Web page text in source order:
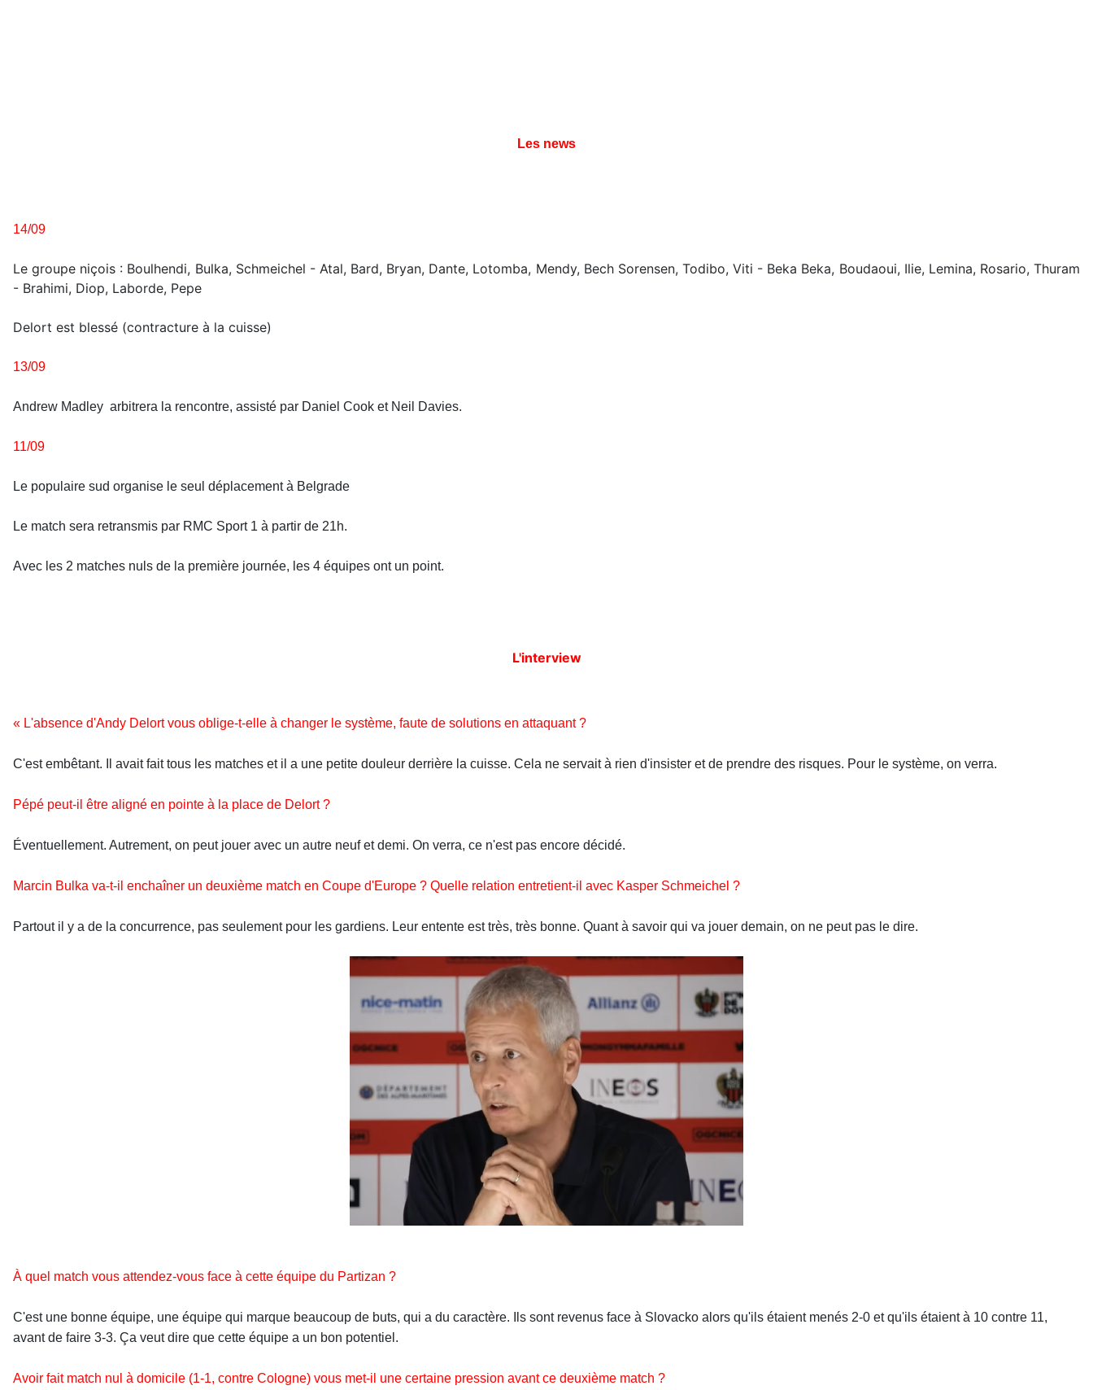
Les news
14/09
Le groupe niçois : Boulhendi, Bulka, Schmeichel - Atal, Bard, Bryan, Dante, Lotomba, Mendy, Bech Sorensen, Todibo, Viti - Beka Beka, Boudaoui, Ilie, Lemina, Rosario, Thuram
- Brahimi, Diop, Laborde, Pepe
Delort est blessé (contracture à la cuisse)
13/09
Andrew Madley arbitrera la rencontre, assisté par Daniel Cook et Neil Davies.
11/09
Le populaire sud organise le seul déplacement à Belgrade
Le match sera retransmis par RMC Sport 1 à partir de 21h.
Avec les 2 matches nuls de la première journée, les 4 équipes ont un point.
L'interview
« L'absence d'Andy Delort vous oblige-t-elle à changer le système, faute de solutions en attaquant ?
C'est embêtant. Il avait fait tous les matches et il a une petite douleur derrière la cuisse. Cela ne servait à rien d'insister et de prendre des risques. Pour le système, on verra.
Pépé peut-il être aligné en pointe à la place de Delort ?
Éventuellement. Autrement, on peut jouer avec un autre neuf et demi. On verra, ce n'est pas encore décidé.
Marcin Bulka va-t-il enchaîner un deuxième match en Coupe d'Europe ? Quelle relation entretient-il avec Kasper Schmeichel ?
Partout il y a de la concurrence, pas seulement pour les gardiens. Leur entente est très, très bonne. Quant à savoir qui va jouer demain, on ne peut pas le dire.
À quel match vous attendez-vous face à cette équipe du Partizan ?
C'est une bonne équipe, une équipe qui marque beaucoup de buts, qui a du caractère. Ils sont revenus face à Slovacko alors qu'ils étaient menés 2-0 et qu'ils étaient à 10 contre 11,
avant de faire 3-3. Ça veut dire que cette équipe a un bon potentiel.
Avoir fait match nul à domicile (1-1, contre Cologne) vous met-il une certaine pression avant ce deuxième match ?